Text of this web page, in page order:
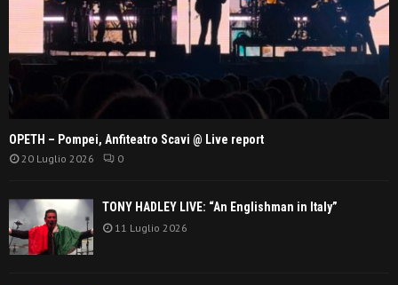
OPETH – Pompei, Anfiteatro Scavi @ Live report
20 Luglio 2026 0
TONY HADLEY LIVE: “An Englishman in Italy”
11 Luglio 2026